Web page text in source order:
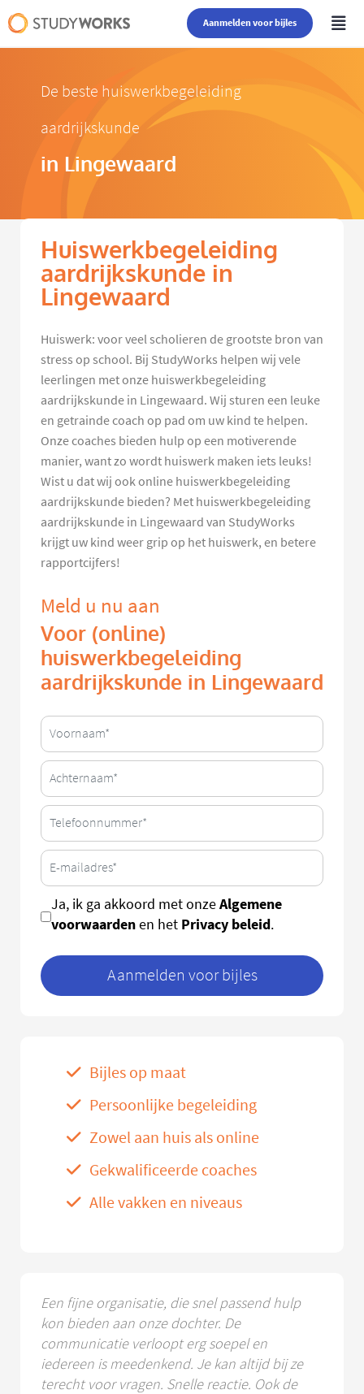
Aanmelden voor bijles
De beste huiswerkbegeleiding
aardrijkskunde
in Lingewaard
Huiswerkbegeleiding
aardrijkskunde in
Lingewaard
Huiswerk: voor veel scholieren de grootste bron van
stress op school. Bij StudyWorks helpen wij vele
leerlingen met onze huiswerkbegeleiding
aardrijkskunde in Lingewaard. Wij sturen een leuke
en getrainde coach op pad om uw kind te helpen.
Onze coaches bieden hulp op een motiverende
manier, want zo wordt huiswerk maken iets leuks!
Wist u dat wij ook online huiswerkbegeleiding
aardrijkskunde bieden? Met huiswerkbegeleiding
aardrijkskunde in Lingewaard van StudyWorks
krijgt uw kind weer grip op het huiswerk, en betere
rapportcijfers!
Meld u nu aan
Voor (online)
huiswerkbegeleiding
aardrijkskunde in Lingewaard
Ja, ik ga akkoord met onzeAlgemene
voorwaardenen het Privacy beleid.
Aanmelden voor bijles
Bijles op maat
Persoonlijke begeleiding
Zowel aan huis als online
Gekwalificeerde coaches
Alle vakken en niveaus
Een fijne organisatie, die snel passend hulp
kon bieden aan onze dochter. De
communicatie verloopt erg soepel en
iedereen is meedenkend. Je kan altijd bij ze
terecht voor vragen. Snelle reactie. Ook de